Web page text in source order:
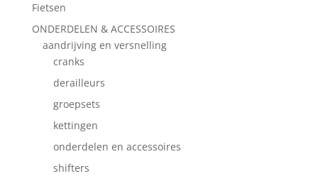
Fietsen
ONDERDELEN & ACCESSOIRES
aandrijving en versnelling
cranks
derailleurs
groepsets
kettingen
onderdelen en accessoires
shifters